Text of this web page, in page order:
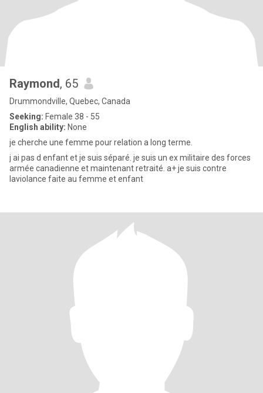
Raymond, 65
Drummondville, Quebec, Canada
Seeking: Female 38 - 55
English ability: None
je cherche une femme pour relation a long terme.
j ai pas d enfant et je suis séparé. je suis un ex militaire des forces
armée canadienne et maintenant retraité. a+ je suis contre
laviolance faite au femme et enfant